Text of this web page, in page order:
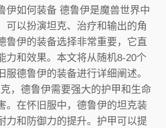
伊如何装备 德鲁伊是魔兽世界中
可以扮演坦克、治疗和输出的角
鲁伊的装备选择非常重要，它直
力和效果。本文将从随机8-20个
服德鲁伊的装备进行详细阐述。
，德鲁伊需要强大的护甲和生命
。在怀旧服中，德鲁伊的坦克装
力和防御力的提升。护甲可以提